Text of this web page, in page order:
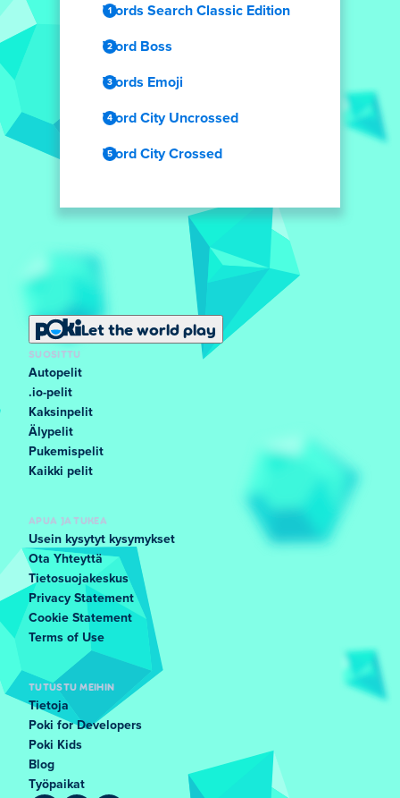
Words Search Classic Edition
Word Boss
Words Emoji
Word City Uncrossed
Word City Crossed
Let the world play
SUOSITTU
Autopelit
.io-pelit
Kaksinpelit
Älypelit
Pukemispelit
Kaikki pelit
APUA JA TUKEA
Usein kysytyt kysymykset
Ota Yhteyttä
Tietosuojakeskus
Privacy Statement
Cookie Statement
Terms of Use
TUTUSTU MEIHIN
Tietoja
Poki for Developers
Poki Kids
Blog
Työpaikat